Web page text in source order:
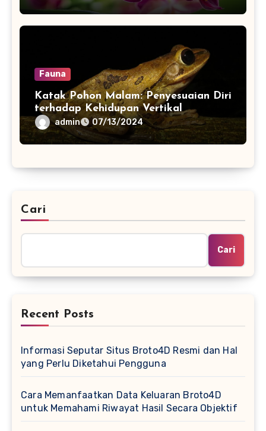
Fauna
Katak Pohon Malam: Penyesuaian Diri
terhadap Kehidupan Vertikal
admin 07/13/2024
Cari
Cari
Recent Posts
Informasi Seputar Situs Broto4D Resmi dan Hal
yang Perlu Diketahui Pengguna
Cara Memanfaatkan Data Keluaran Broto4D
untuk Memahami Riwayat Hasil Secara Objektif